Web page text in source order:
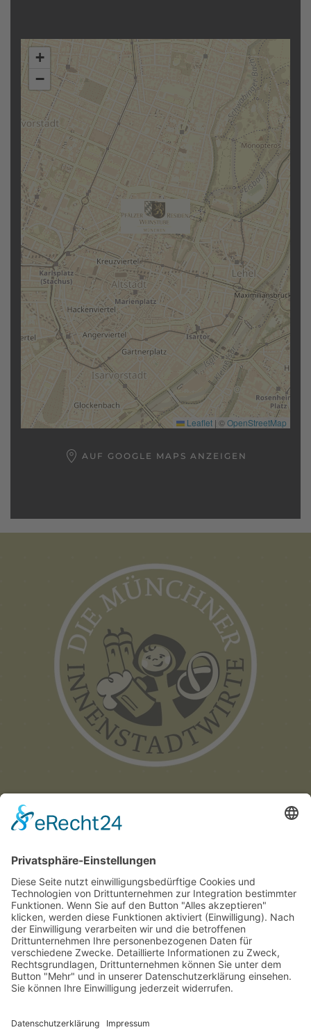
+
−
Leaflet | ©OpenStreetMap
AUF GOOGLE MAPS ANZEIGEN
Münchner
Innenstadtwirte e.V.
C/O CITYPARTNER MÜNCHEN
HERZOG-WILHELM-STRASSE 15
D-80331 MÜNCHEN
TEL. +49 (0) 89 122 280 780